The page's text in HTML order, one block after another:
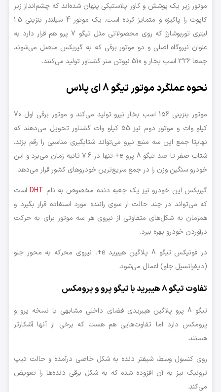
موتور زیر یک پوشش و کاور پلاستیکی پنهان شده‌اند که چشم‌انداز زیر
کاپوت را پاکیزه و متمایز کرده است. یک موتور 4 سیلندر بنزینی 1.5
لیتری توربوشارژ که روی محصولاتی مثل تیگو 7 پرو هم قرار دارد به
عنوان نیروگاه اصلی و دو موتور برقی که به گیربکس متصل می‌شوند
جمعا 326 اسب بخار و 510 نیوتن متر گشتاور تولید می‌کنند.
نحوه عملگرد موتور تیگو 8 ای پلاس
موتور بنزینی 156 اسب بخار نیرو تولید می‌کند و موتور برقی اول 70
کیلو وات و موتور دوم نیز 55 کیلو وات گشتاور تحویل می‌دهند که
نهایتا جمع این سه منبع نیرو می‌تواند شتابگیری مناسبی را رقم بزند.
شتاب صفر تا صد تیگو 8 پرو e+ تنها در 7.6 ثانیه زمان می‌برد و این
خودرو سنگین وزن را در جمع سریع‌ترین خودروهای کشور قرار می‌دهد.
گیربکس این خودرو نیز یک جعبه دنده مخصوص به نام DHTاست
که می‌تواند در چند حالت از سوی راننده مورد استفاده قرار بگیرد و
همزمان به شکل‌های متفاوتی از نیروی هر سه موتور برای به حرکت
درآوردن خودرو بهره ببرد.
در فونیکس تیگو 8 پلاگین هیبرید e+، نیروی محرکه به محور جلو
(دیفرانسیل جلو) اعمال می‌شود.
تفاوت تیگو 8 هیبرید با تیگو پرو و پرومکس
تیگو 8 پرو پلاگین هیبریدی فضای داخلی مشابهی با نسخه پرو و
پرومکس دارد اما تفاوت‌هایی هم هست که برخی از آنها آشکارتر
هستند.
روی کنسول وسط، شیفتر دنده به شکل خاصی درآمده و حالت تیپ
ترونیک نیز به آن افزوده شده که به شکل برقی دنده‌ها را تعویض
می‌کند.